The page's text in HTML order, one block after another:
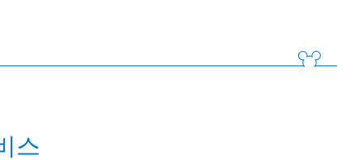
스